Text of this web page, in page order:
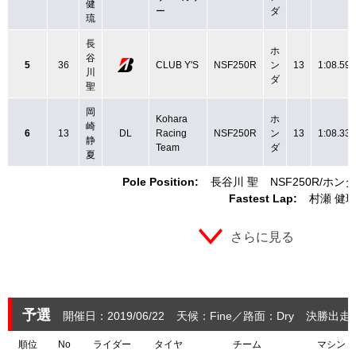
Pole Position: 長谷川 聖 NSF250R ホンダ
Fastest Lap:
村瀬 健琉
健
琉
ー
ダ
5 36
長
谷
川
聖
CLUB Y'S NSF250R
ホ
ン
ダ
13 1:08.590
6 13
岡
崎
静
夏
DL
Kohara
Racing
Team
NSF250R
ホ
ン
ダ
13 1:08.330
さらに見る
予選 開催日：2019/06/22 天候：Fine 路面：Dry 決勝出走
順位 No ライダー タイヤ チーム マシン